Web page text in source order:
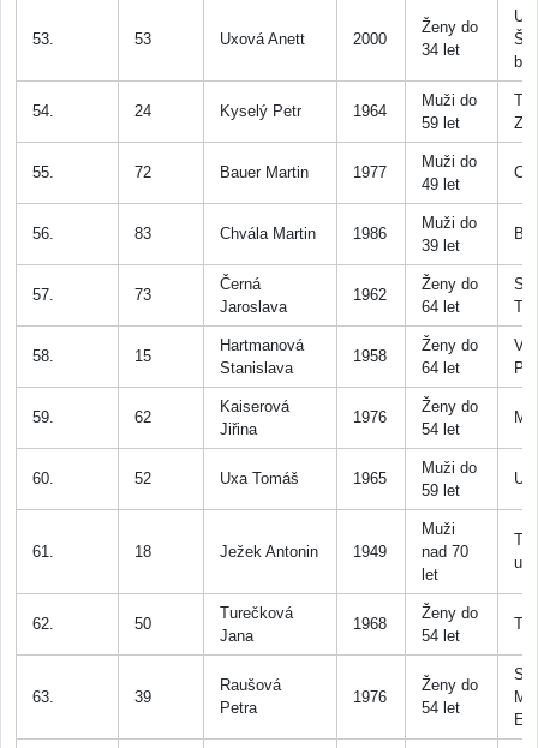
53. 53 Uxová Anett 2000
Ženy do
34 let
54. 24 Kyselý Petr 1964
Muži do
59 let
TJ
55. 72 Bauer Martin 1977
Muži do
49 let
56. 83 Chvála Martin 1986
Muži do
39 let
57. 73
Černá
Jaroslava
1962
Ženy do
64 let
SK
58. 15
Hartmanová
Stanislava
1958
Ženy do
64 let
59. 62
Kaiserová
Jiřina
1976
Ženy do
54 let
60. 52 Uxa Tomáš 1965
Muži do
59 let
61. 18 Ježek Antonin 1949
Muži
nad 70
let
TJ
u
62. 50
Turečková
Jana
1968
Ženy do
54 let
TK
63. 39
Raušová
Petra
1976
Ženy do
54 let
SK